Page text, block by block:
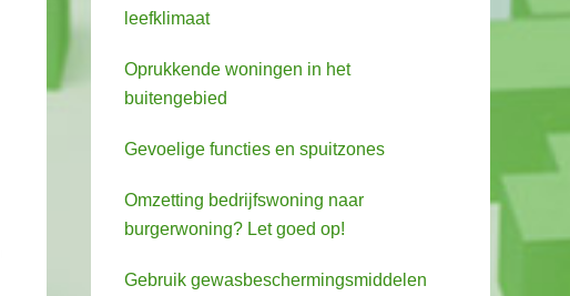
leefklimaat
Oprukkende woningen in het
buitengebied
Gevoelige functies en spuitzones
Omzetting bedrijfswoning naar
burgerwoning? Let goed op!
Gebruik gewasbeschermingsmiddelen